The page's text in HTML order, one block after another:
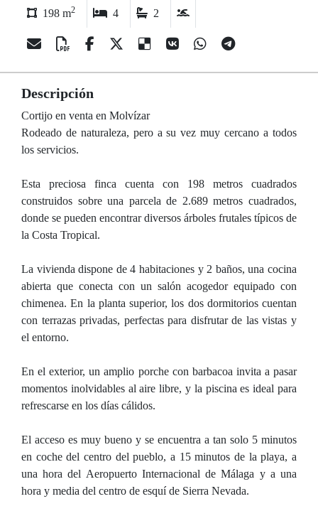
198 m2 4 2
Descripción
Cortijo en venta en Molvízar
Rodeado de naturaleza, pero a su vez muy cercano a todos
los servicios.
Esta preciosa finca cuenta con 198 metros cuadrados
construidos sobre una parcela de 2.689 metros cuadrados,
donde se pueden encontrar diversos árboles frutales típicos de
la Costa Tropical.
La vivienda dispone de 4 habitaciones y 2 baños, una cocina
abierta que conecta con un salón acogedor equipado con
chimenea. En la planta superior, los dos dormitorios cuentan
con terrazas privadas, perfectas para disfrutar de las vistas y
el entorno.
En el exterior, un amplio porche con barbacoa invita a pasar
momentos inolvidables al aire libre, y la piscina es ideal para
refrescarse en los días cálidos.
El acceso es muy bueno y se encuentra a tan solo 5 minutos
en coche del centro del pueblo, a 15 minutos de la playa, a
una hora del Aeropuerto Internacional de Málaga y a una
hora y media del centro de esquí de Sierra Nevada.